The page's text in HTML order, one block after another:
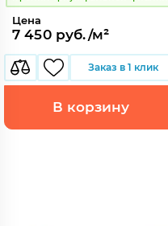
Цена
7 450 руб./м²
Заказ в 1 клик
В корзину